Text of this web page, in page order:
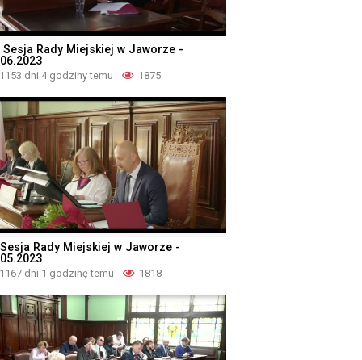
Sesja Rady Miejskiej w Jaworze -
1153 dni 4 godziny temu 1875
Rady Miejskiej w Jaworze -
1167 dni 1 godzinę temu 1818